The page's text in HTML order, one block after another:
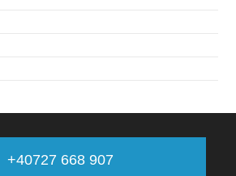
+40727 668 907